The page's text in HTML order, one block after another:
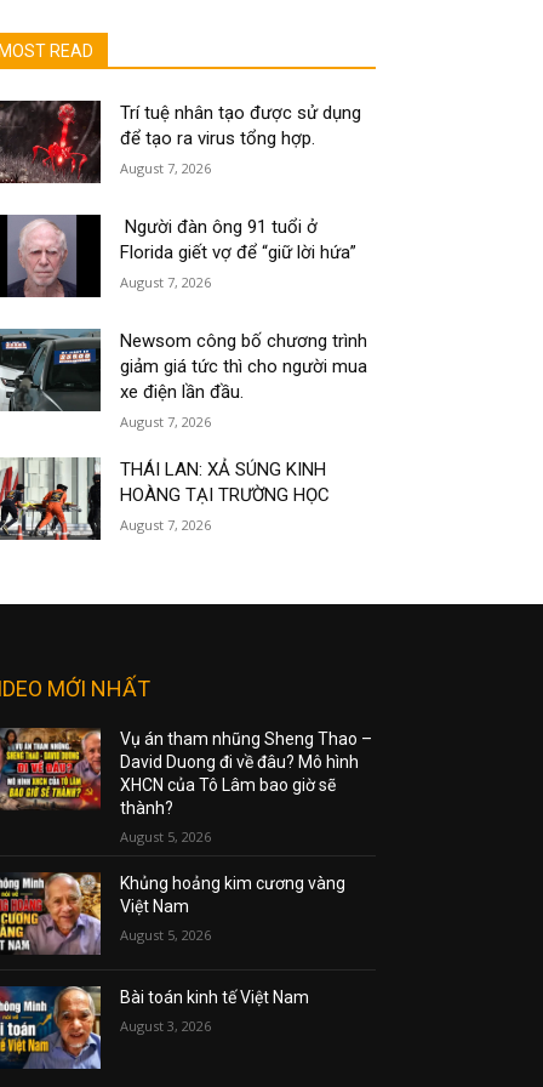
MOST READ
Trí tuệ nhân tạo được sử dụng
để tạo ra virus tổng hợp.
August 7, 2026
Người đàn ông 91 tuổi ở
Florida giết vợ để “giữ lời hứa”
August 7, 2026
Newsom công bố chương trình
giảm giá tức thì cho người mua
xe điện lần đầu.
August 7, 2026
THÁI LAN: XẢ SÚNG KINH
HOÀNG TẠI TRƯỜNG HỌC
August 7, 2026
MỚI NHẤT
Vụ án tham nhũng Sheng Thao –
David Duong đi về đâu? Mô hình
XHCN của Tô Lâm bao giờ sẽ
thành?
August 5, 2026
Khủng hoảng kim cương vàng
Việt Nam
August 5, 2026
Bài toán kinh tế Việt Nam
August 3, 2026